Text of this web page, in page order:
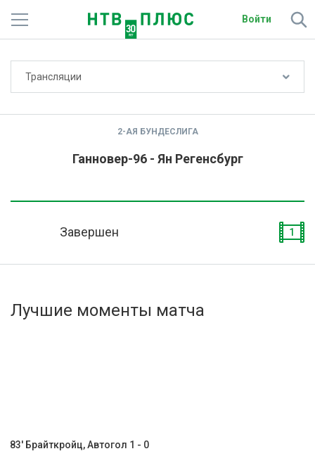
Войти
Активировать промокод
Трансляции
2-АЯ БУНДЕСЛИГА
Ганновер-96 - Ян Регенсбург
Завершен 1
Лучшие моменты матча
83' Брайткройц, Автогол 1 - 0